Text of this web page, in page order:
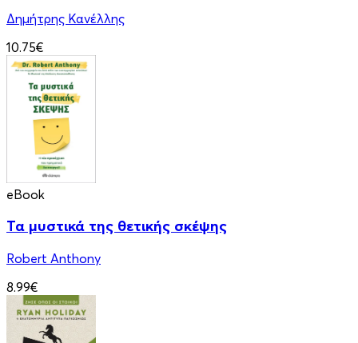
Δημήτρης Κανέλλης
10.75€
eBook
Τα μυστικά της θετικής σκέψης
Robert Anthony
8.99€